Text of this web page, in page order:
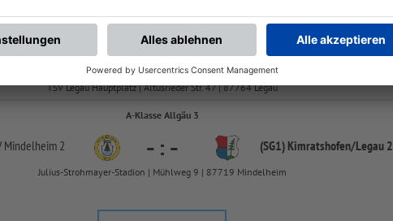
Legau 2 -:- TV Woringen 2
TSV Legau Hauptplatz | Altusrieder Str. 47 | 87764 Legau
A-Klasse Allgäu 3
Mindelheim 2 - : - (SG1) Kimratshofen/Legau 2
Julius-Strohmayer-Stadion | Mühlweg 9 | 87719 Mindelheim